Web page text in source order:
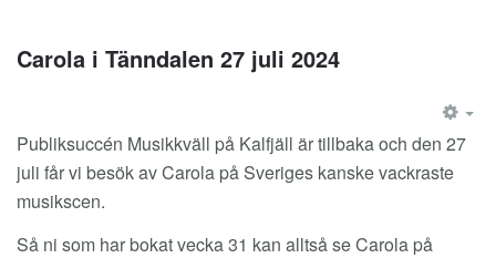
Carola i Tänndalen 27 juli 2024
Publiksuccén Musikkväll på Kalfjäll är tillbaka och den 27
juli får vi besök av Carola på Sveriges kanske vackraste
musikscen.
Så ni som har bokat vecka 31 kan alltså se Carola på